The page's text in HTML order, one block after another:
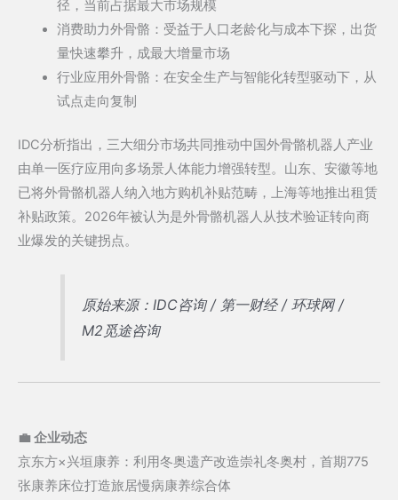
径，当前占据最大市场规模
消费助力外骨骼：受益于人口老龄化与成本下探，出货
量快速攀升，成最大增量市场
行业应用外骨骼：在安全生产与智能化转型驱动下，从
试点走向复制
IDC分析指出，三大细分市场共同推动中国外骨骼机器人产业
由单一医疗应用向多场景人体能力增强转型。山东、安徽等地
已将外骨骼机器人纳入地方购机补贴范畴，上海等地推出租赁
补贴政策。2026年被认为是外骨骼机器人从技术验证转向商
业爆发的关键拐点。
原始来源：IDC咨询 / 第一财经 / 环球网 /
M2觅途咨询
💼 企业动态
京东方×兴垣康养：利用冬奥遗产改造崇礼冬奥村，首期775
张康养床位打造旅居慢病康养综合体